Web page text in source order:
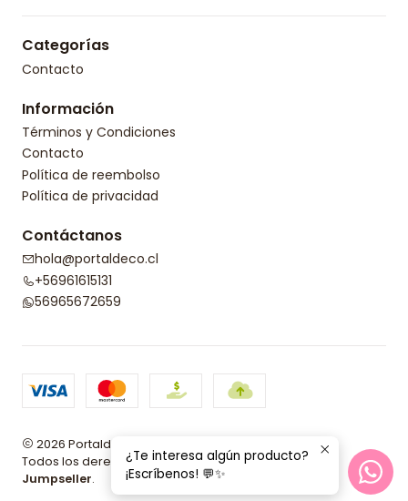
Categorías
Contacto
Información
Términos y Condiciones
Contacto
Política de reembolso
Política de privacidad
Contáctanos
hola@portaldeco.cl
+56961615131
56965672659
2026 Portaldeco.
Todos los derechos reservados.Desarrollado por
Jumpseller.
¿Te interesa algún producto?
¡Escríbenos! 💬✨